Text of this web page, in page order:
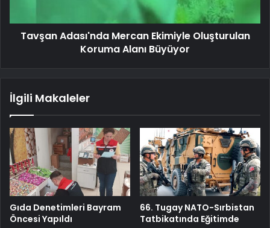
Tavşan Adası'nda Mercan Ekimiyle Oluşturulan
Koruma Alanı Büyüyor
İlgili Makaleler
Gıda Denetimleri Bayram
Öncesi Yapıldı
66. Tugay NATO-Sırbistan
Tatbikatında Eğitimde